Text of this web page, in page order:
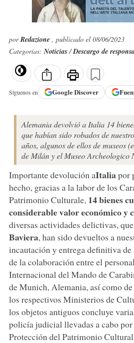
porRedazione , publicado el 08/06/2023
Categorías:Noticias/Descargo de
Síguenos en GoogleDiscover
Alemania devolvió a Italia 14
que habían sido robados de
años, algunos de ellos de museos
de Milán y el Museo Archeologico
Importante devolución aItaliapor
hecho, gracias a la labor de los
Patrimonio Culturale, 14 bienes
considerable valor económico y
diversas actividades delictivas,
Baviera, han sido devueltos a
incautación y entrega definitiva
de la colaboración entre el
Internacional del Mando de
de Munich, Alemania, así como
los respectivos Ministerios de
los objetos antiguos concluye
policía judicial llevadas a cabo
Protección del Patrimonio